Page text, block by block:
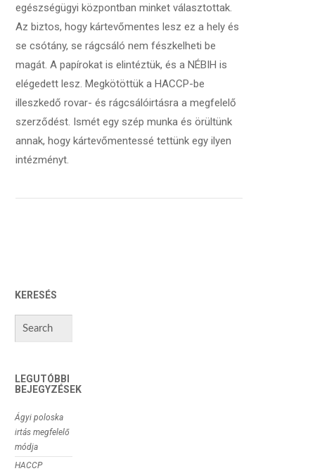
egészségügyi központban minket választottak.
Az biztos, hogy kártevőmentes lesz ez a hely és
se csótány, se rágcsáló nem fészkelheti be
magát. A papírokat is elintéztük, és a NÉBIH is
elégedett lesz. Megkötöttük a HACCP-be
illeszkedő rovar- és rágcsálóirtásra a megfelelő
szerződést. Ismét egy szép munka és örültünk
annak, hogy kártevőmentessé tettünk egy ilyen
intézményt.
KERESÉS
LEGUTÓBBI
BEJEGYZÉSEK
Ágyi poloska
irtás megfelelő
módja
HACCP